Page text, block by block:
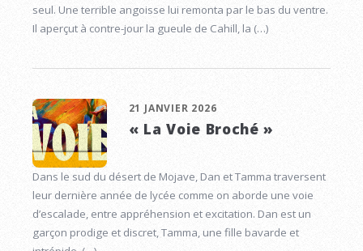
seul. Une terrible angoisse lui remonta par le bas du ventre.
Il aperçut à contre-jour la gueule de Cahill, la (…)
21 JANVIER 2026
« La Voie Broché »
Dans le sud du désert de Mojave, Dan et Tamma traversent
leur dernière année de lycée comme on aborde une voie
d’escalade, entre appréhension et excitation. Dan est un
garçon prodige et discret, Tamma, une fille bavarde et